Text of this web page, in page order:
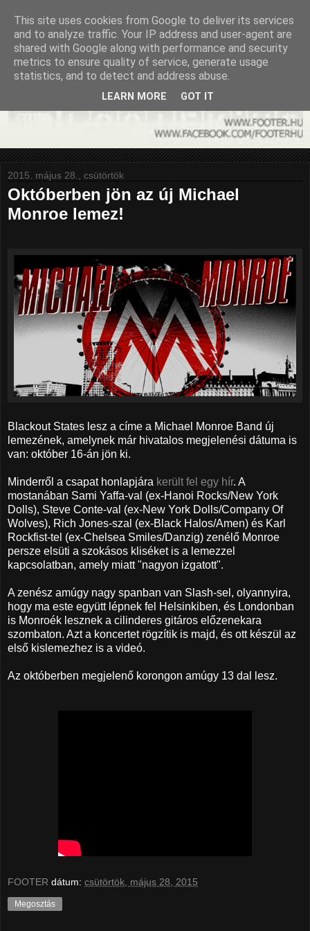
2015. május 28., csütörtök
Októberben jön az új Michael
Monroe lemez!
Blackout States lesz a címe a Michael Monroe Band új
lemezének, amelynek már hivatalos megjelenési dátuma is
van: október 16-án jön ki.
Minderről a csapat honlapjára került fel egy hír. A
mostanában Sami Yaffa-val (ex-Hanoi Rocks/New York
Dolls), Steve Conte-val (ex-New York Dolls/Company Of
Wolves), Rich Jones-szal (ex-Black Halos/Amen) és Karl
Rockfist-tel (ex-Chelsea Smiles/Danzig) zenélő Monroe
persze elsüti a szokásos kliséket is a lemezzel
kapcsolatban, amely miatt "nagyon izgatott".
A zenész amúgy nagy spanban van Slash-sel, olyannyira,
hogy ma este együtt lépnek fel Helsinkiben, és Londonban
is Monroék lesznek a cilinderes gitáros előzenekara
szombaton. Azt a koncertet rögzítik is majd, és ott készül az
első kislemezhez is a videó.
Az októberben megjelenő korongon amúgy 13 dal lesz.
FOOTER dátum: csütörtök, május 28, 2015
Megosztás
This site uses cookies from Google to deliver its services
and to analyze traffic. Your IP address and user-agent are
shared with Google along with performance and security
metrics to ensure quality of service, generate usage
statistics, and to detect and address abuse.
LEARN MORE GOT IT